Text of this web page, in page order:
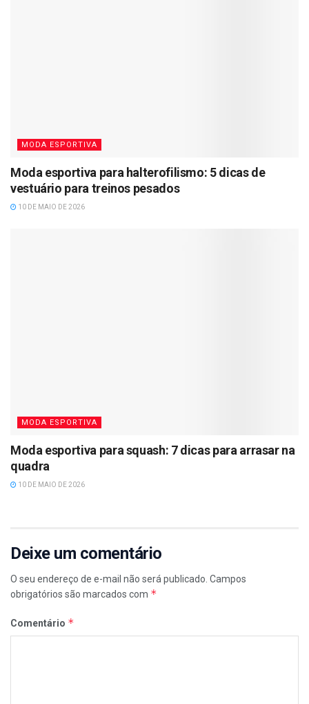
MODA ESPORTIVA
Moda esportiva para halterofilismo: 5 dicas de
vestuário para treinos pesados
10 DE MAIO DE 2026
MODA ESPORTIVA
Moda esportiva para squash: 7 dicas para arrasar na
quadra
10 DE MAIO DE 2026
Deixe um comentário
O seu endereço de e-mail não será publicado. Campos
obrigatórios são marcados com *
Comentário *